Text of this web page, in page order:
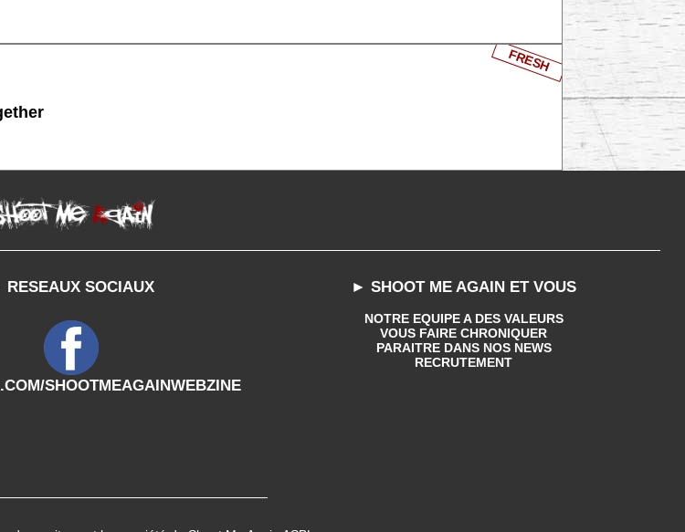
FRESH
RESEAUX SOCIAUX
SHOOTMEAGAINWEBZINE
► SHOOT ME AGAIN ET VOUS
NOTRE EQUIPE A DES VALEURS
VOUS FAIRE CHRONIQUER
PARAITRE DANS NOS NEWS
RECRUTEMENT